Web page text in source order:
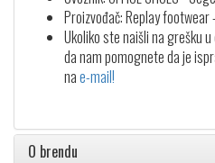
Proizvođač: Replay footwear
Ukoliko ste naišli na grešku
da nam pomognete da je
nae-mail!
O brendu